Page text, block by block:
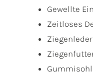
Gewellte
Zeitloses
Ziegenleder